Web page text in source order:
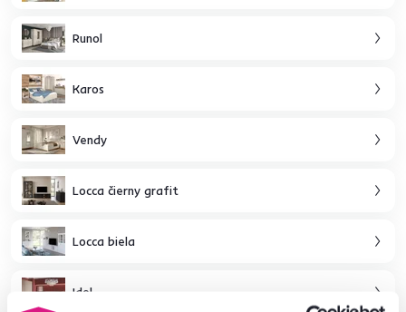
Runol
Karos
Vendy
Locca čierny grafit
Locca biela
Idol